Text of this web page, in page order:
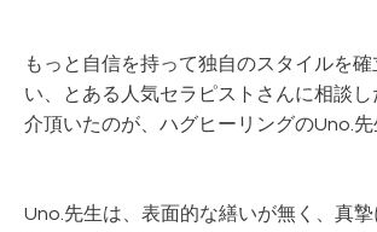
もっと自信を持って独自のスタイルを
い、とある人気セラピストさんに相談
介頂いたのが、ハグヒーリングのUno.先
Uno.先生は、表面的な繕いが無く、真摯